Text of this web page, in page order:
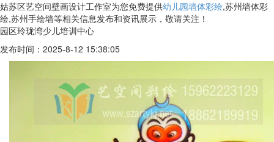
姑苏区艺空间壁画设计工作室为您免费提供幼儿园墙体彩绘,苏州墙体彩
绘,苏州手绘墙等相关信息发布和资讯展示，敬请关注！
园区玲珑湾少儿培训中心
发布时间：2025-8-12 15:38:05